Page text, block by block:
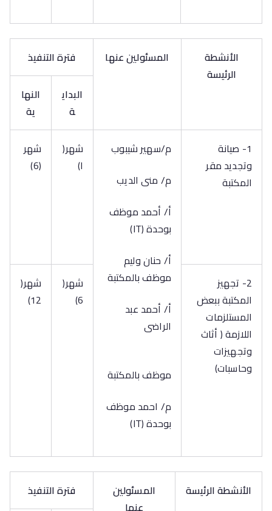
الأنشطة
الرئيسة
المسئولين عنها فترة التنفيذ
البداي
ة
النها
ية
1- صيانة
وتجديد مقر
المكتبة
م/سهير شيبوب
م/ منى الديب
أ/ أحمد موظف
بوحدة (IT)
أ/ حنان وليم
موظف بالمكتبة
أ/ أحمد عبد
الراضى
موظف بالمكتبة
م/ احمد موظف
بوحدة (IT)
شهر(
ا)
شهر
(6)
2- تجهيز
المكتبة ببعض
المستلزمات
اللازمة ( أثاث
وتجهيزات
وحاسبات)
شهر(
6)
شهر(
12)
الأنشطة الرئيسة
المسئولين
عنها
فترة التنفيذ